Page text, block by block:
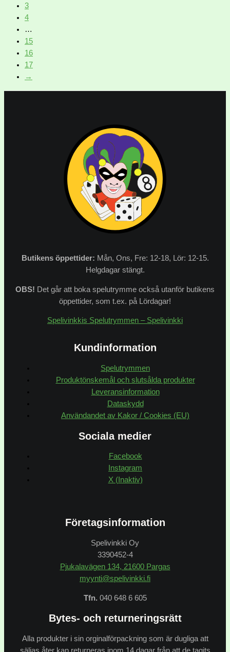
3
4
…
15
16
17
→
Butikens öppettider: Mån, Ons, Fre: 12-18, Lör: 12-15.
Helgdagar stängt.
OBS! Det går att boka spelutrymme också utanför butikens
öppettider, som t.ex. på Lördagar!
Spelivinkkis Spelutrymmen – Spelivinkki
Kundinformation
Spelutrymmen
Produktönskemål och slutsålda produkter
Leveransinformation
Dataskydd
Användandet av Kakor / Cookies (EU)
Sociala medier
Facebook
Instagram
X (Inaktiv)
Företagsinformation
Spelivinkki Oy
3390452-4
Pjukalavägen 134, 21600 Pargas
myynti@spelivinkki.fi
Tfn. 040 648 6 605
Bytes- och returneringsrätt
Alla produkter i sin orginalförpackning som är dugliga att